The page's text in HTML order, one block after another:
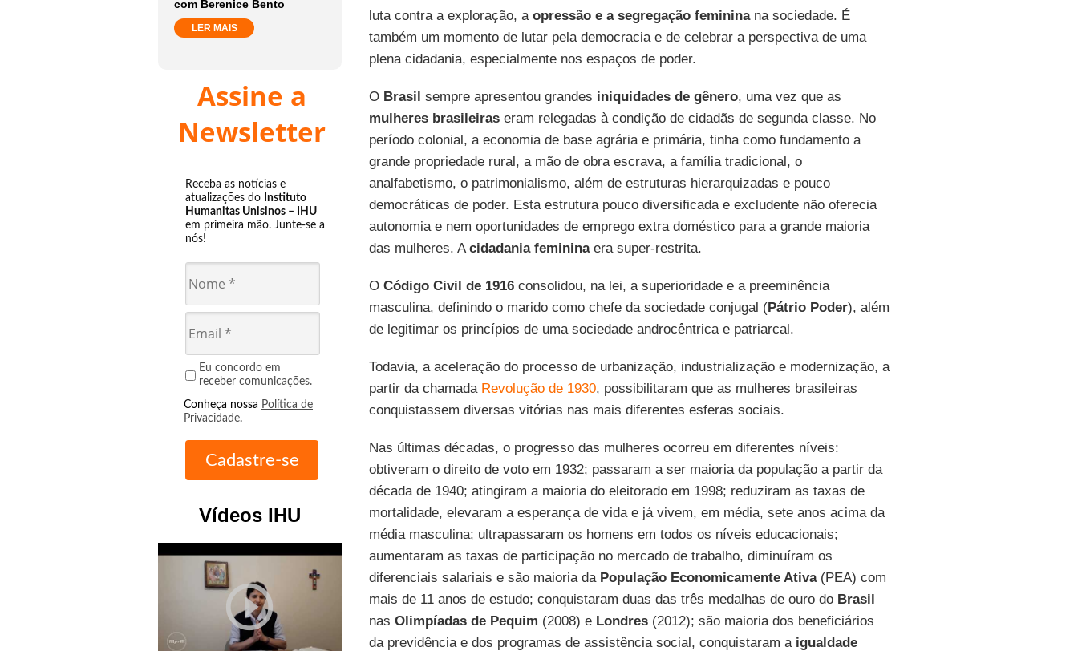
com Berenice Bento
LER MAIS
Assine a
Newsletter
Receba as notícias e
atualizações do Instituto
Humanitas Unisinos – IHU
em primeira mão. Junte-se a
nós!
Eu concordo em
receber comunicações.
Conheça nossa Política de
Privacidade.
Vídeos IHU
play_circle_outline
luta contra a exploração, a opressão e a segregação femininana sociedade. É
também um momento de lutar pela democracia e de celebrar a perspectiva de uma
plena cidadania, especialmente nos espaços de poder.
O Brasil sempre apresentou grandes iniquidades de gênero, uma vez que as
mulheres brasileiraseram relegadas à condição de cidadãs de segunda classe. No
período colonial, a economia de base agrária e primária, tinha como fundamento a
grande propriedade rural, a mão de obra escrava, a família tradicional, o
analfabetismo, o patrimonialismo, além de estruturas hierarquizadas e pouco
democráticas de poder. Esta estrutura pouco diversificada e excludente não oferecia
autonomia e nem oportunidades de emprego extra doméstico para a grande maioria
das mulheres. Acidadania femininaera super-restrita.
O Código Civil de 1916consolidou, na lei, a superioridade e a preeminência
masculina, definindo o marido como chefe da sociedade conjugal (Pátrio Poder), além
de legitimar os princípios de uma sociedade androcêntrica e patriarcal.
Todavia, a aceleração do processo de urbanização, industrialização e modernização, a
partir da chamada Revolução de 1930, possibilitaram que as mulheres brasileiras
conquistassem diversas vitórias nas mais diferentes esferas sociais.
Nas últimas décadas, o progresso das mulheres ocorreu em diferentes níveis:
obtiveram o direito de voto em 1932; passaram a ser maioria da população a partir da
década de 1940; atingiram a maioria do eleitorado em 1998; reduziram as taxas de
mortalidade, elevaram a esperança de vida e já vivem, em média, sete anos acima da
média masculina; ultrapassaram os homens em todos os níveis educacionais;
aumentaram as taxas de participação no mercado de trabalho, diminuíram os
diferenciais salariais e são maioria da População Economicamente Ativa(PEA) com
mais de 11 anos de estudo; conquistaram duas das três medalhas de ouro do Brasil
nas Olimpíadas de Pequim (2008) e Londres(2012); são maioria dos beneficiários
da previdência e dos programas de assistência social, conquistaram a igualdade